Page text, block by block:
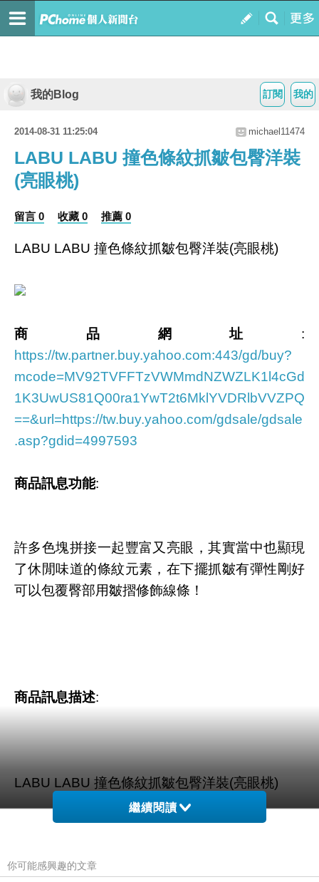
我的
訂閱
我的Blog
2014-08-31 11:25:04 michael11474
LABU LABU 撞色條紋抓皺包臀洋裝
(亮眼桃)
留言 0 收藏 0 推薦 0
LABU LABU 撞色條紋抓皺包臀洋裝(亮眼桃)
商品網址 :
https://tw.partner.buy.yahoo.com:443/gd/buy?
mcode=MV92TVFFTzVWMmdNZWZLK1l4cGd
1K3UwUS81Q00ra1YwT2t6MklYVDRlbVVZPQ
==&url=https://tw.buy.yahoo.com/gdsale/gdsale
.asp?gdid=4997593
商品訊息功能:
許多色塊拼接一起豐富又亮眼，其實當中也顯現
了休閒味道的條紋元素，在下擺抓皺有彈性剛好
可以包覆臀部用皺摺修飾線條！
商品訊息描述:
LABU LABU 撞色條紋抓皺包臀洋裝(亮眼桃)
繼續閱讀
你可能感興趣的文章